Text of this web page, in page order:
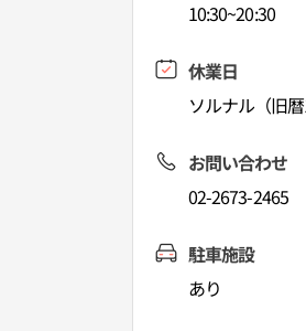
10:30~20:30
休業日
ソルナル（旧
お問い合わせ
02-2673-2465
駐車施設
あり